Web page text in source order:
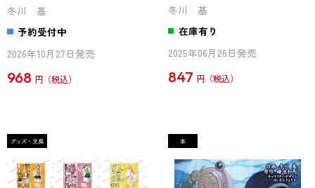
冬川 基
予約受付中
2026年10月27日発売
968 円
冬川 基
在庫有り
2025年06月26日発売
847 円